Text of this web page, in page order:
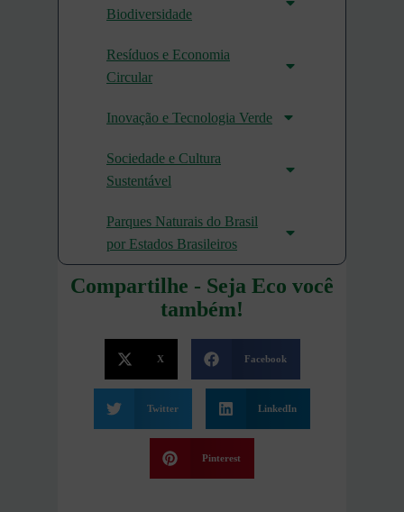
Biodiversidade
Resíduos e Economia
Circular
Inovação e Tecnologia Verde
Sociedade e Cultura
Sustentável
Parques Naturais do Brasil
por Estados Brasileiros
Compartilhe - Seja Eco você
também!
X Facebook
Twitter LinkedIn
Pinterest